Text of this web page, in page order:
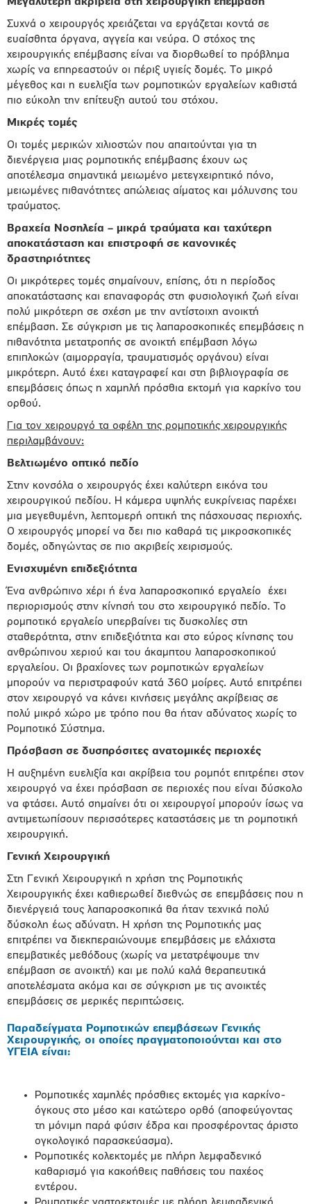
Συχνά ο χειρουργός χρειάζεται να εργάζεται κοντά σε
ευαίσθητα όργανα, αγγεία και νεύρα. Ο στόχος της
χειρουργικής επέμβασης είναι να διορθωθεί το πρόβλημα
χωρίς να επηρεαστούν οι πέριξ υγιείς δομές. Το μικρό
μέγεθος και η ευελιξία των ρομποτικών εργαλείων καθιστά
πιο εύκολη την επίτευξη αυτού του στόχου.
Μικρές τομές
Οι τομές μερικών χιλιοστών που απαιτούνται για τη
διενέργεια μιας ρομποτικής επέμβασης έχουν ως
αποτέλεσμα σημαντικά μειωμένο μετεγχειρητικό πόνο,
μειωμένες πιθανότητες απώλειας αίματος και μόλυνσης του
τραύματος.
Βραχεία Νοσηλεία – μικρά τραύματα και ταχύτερη
αποκατάσταση και επιστροφή σε κανονικές
δραστηριότητες
Οι μικρότερες τομές σημαίνουν, επίσης, ότι η περίοδος
αποκατάστασης και επαναφοράς στη φυσιολογική ζωή είναι
πολύ μικρότερη σε σχέση με την αντίστοιχη ανοικτή
επέμβαση. Σε σύγκριση με τις λαπαροσκοπικές επεμβάσεις η
πιθανότητα μετατροπής σε ανοικτή επέμβαση λόγω
επιπλοκών (αιμορραγία, τραυματισμός οργάνου) είναι
μικρότερη. Αυτό έχει καταγραφεί και στη βιβλιογραφία σε
επεμβάσεις όπως η χαμηλή πρόσθια εκτομή για καρκίνο του
ορθού.
Για τον χειρουργό τα οφέλη της ρομποτικής χειρουργικής
περιλαμβάνουν:
Βελτιωμένο οπτικό πεδίο
Στην κονσόλα ο χειρουργός έχει καλύτερη εικόνα του
χειρουργικού πεδίου. Η κάμερα υψηλής ευκρίνειας παρέχει
μια μεγεθυμένη, λεπτομερή οπτική της πάσχουσας περιοχής.
Ο χειρουργός μπορεί να δει πιο καθαρά τις μικροσκοπικές
δομές, οδηγώντας σε πιο ακριβείς χειρισμούς.
Ενισχυμένη επιδεξιότητα
Ένα ανθρώπινο χέρι ή ένα λαπαροσκοπικό εργαλείο έχει
περιορισμούς στην κίνησή του στο χειρουργικό πεδίο. Το
ρομποτικό εργαλείο υπερβαίνει τις δυσκολίες στη
σταθερότητα, στην επιδεξιότητα και στο εύρος κίνησης του
ανθρώπινου χεριού και του άκαμπτου λαπαροσκοπικού
εργαλείου. Οι βραχίονες των ρομποτικών εργαλείων
μπορούν να περιστραφούν κατά 360 μοίρες. Αυτό επιτρέπει
στον χειρουργό να κάνει κινήσεις μεγάλης ακρίβειας σε
πολύ μικρό χώρο με τρόπο που θα ήταν αδύνατος χωρίς το
Ρομποτικό Σύστημα.
Πρόσβαση σε δυσπρόσιτες ανατομικές περιοχές
Η αυξημένη ευελιξία και ακρίβεια του ρομπότ επιτρέπει στον
χειρουργό να έχει πρόσβαση σε περιοχές που είναι δύσκολο
να φτάσει. Αυτό σημαίνει ότι οι χειρουργοί μπορούν ίσως να
αντιμετωπίσουν περισσότερες καταστάσεις με τη ρομποτική
χειρουργική.
Γενική Χειρουργική
Στη Γενική Χειρουργική η χρήση της Ρομποτικής
Χειρουργικής έχει καθιερωθεί διεθνώς σε επεμβάσεις που η
διενέργειά τους λαπαροσκοπικά θα ήταν τεχνικά πολύ
δύσκολη έως αδύνατη. Η χρήση της Ρομποτικής μας
επιτρέπει να διεκπεραιώνουμε επεμβάσεις με ελάχιστα
επεμβατικές μεθόδους (χωρίς να μετατρέψουμε την
επέμβαση σε ανοικτή) και με πολύ καλά θεραπευτικά
αποτελέσματα ακόμα και σε σύγκριση με τις ανοικτές
επεμβάσεις σε μερικές περιπτώσεις.
Παραδείγματα Ρομποτικών επεμβάσεων Γενικής
Χειρουργικής, οι οποίες πραγματοποιούνται και στο
ΥΓΕΙΑ είναι:
Ρομποτικές χαμηλές πρόσθιες εκτομές για καρκίνο-
όγκους στο μέσο και κατώτερο ορθό (αποφεύγοντας
τη μόνιμη παρά φύσιν έδρα και προσφέροντας άριστο
ογκολογικό παρασκεύασμα).
Ρομποτικές κολεκτομές με πλήρη λεμφαδενικό
καθαρισμό για κακοήθεις παθήσεις του παχέος
εντέρου.